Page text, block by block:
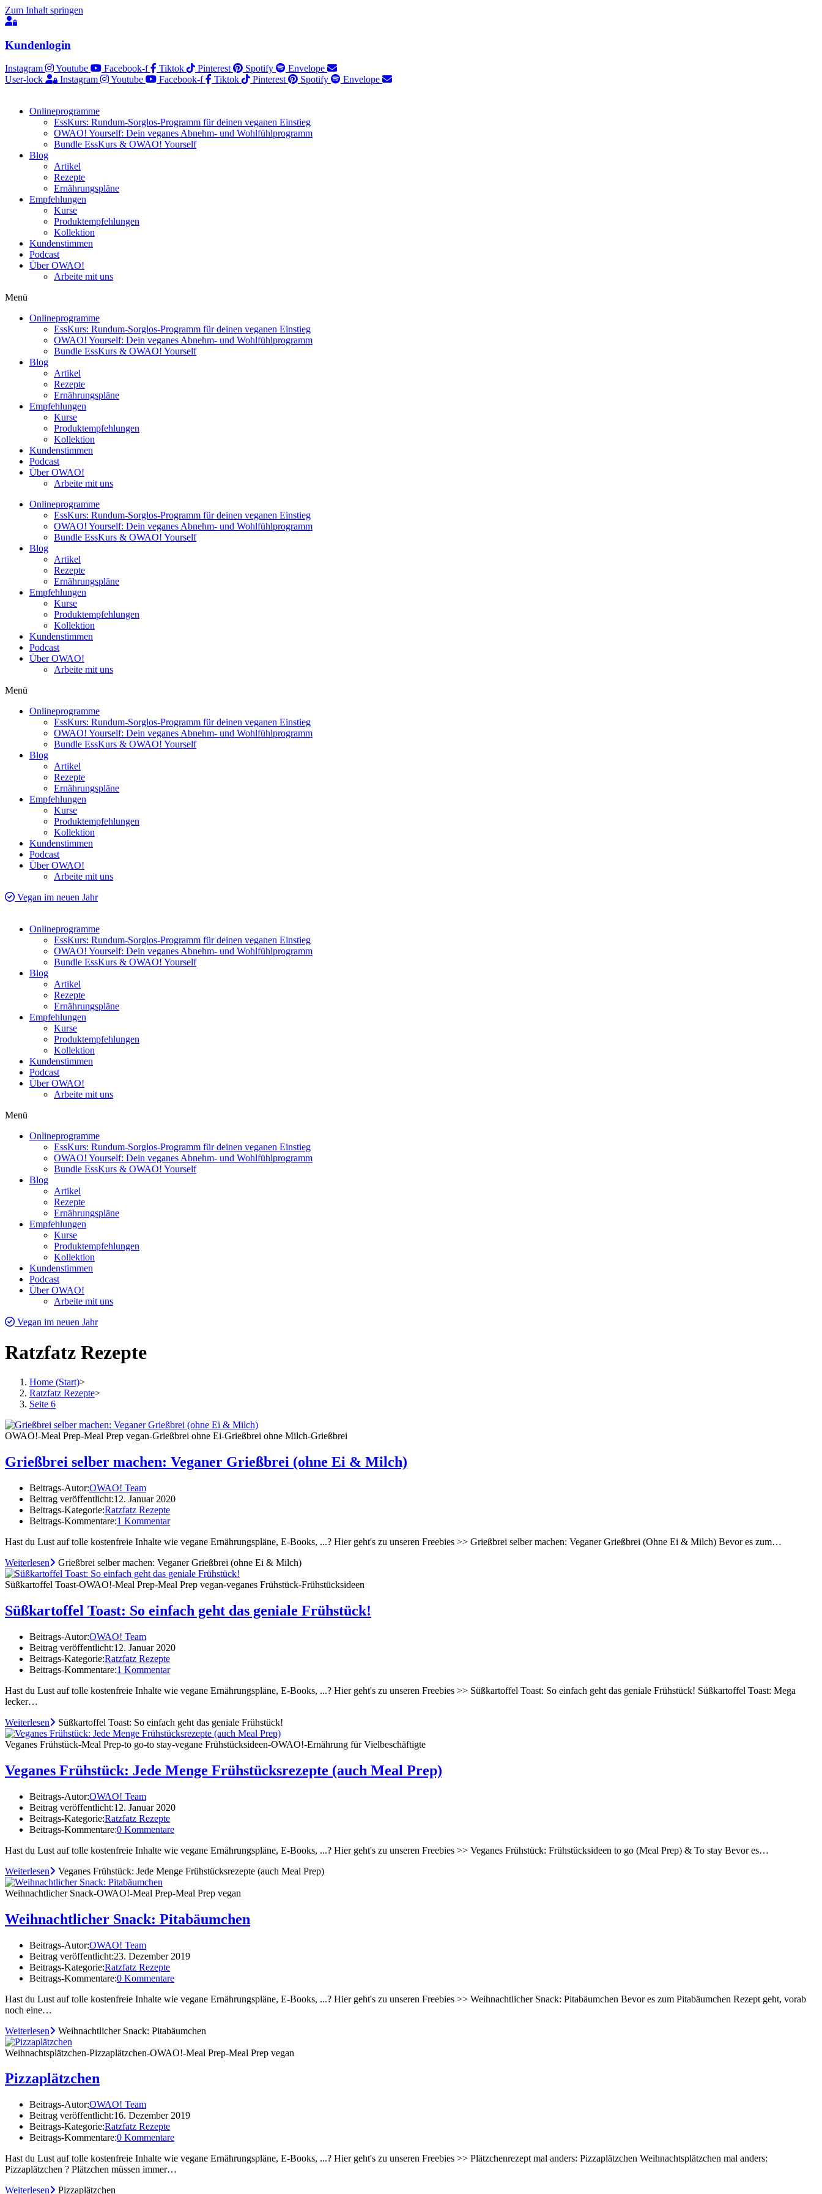
Zum Inhalt springen
Kundenlogin
Instagram Youtube Facebook-f Tiktok Pinterest Spotify
Envelope
User-lock
Instagram Youtube Facebook-f Tiktok Pinterest Spotify Envelope
Onlineprogramme
EssKurs: Rundum-Sorglos-Programm für deinen veganen Einstieg
OWAO! Yourself: Dein veganes Abnehm- und Wohlfühlprogramm
Bundle EssKurs & OWAO! Yourself
Blog
Artikel
Rezepte
Ernährungspläne
Empfehlungen
Kurse
Produktempfehlungen
Kollektion
Kundenstimmen
Podcast
Über OWAO!
Arbeite mit uns
Menü
Onlineprogramme
EssKurs: Rundum-Sorglos-Programm für deinen veganen Einstieg
OWAO! Yourself: Dein veganes Abnehm- und Wohlfühlprogramm
Bundle EssKurs & OWAO! Yourself
Blog
Artikel
Rezepte
Ernährungspläne
Empfehlungen
Kurse
Produktempfehlungen
Kollektion
Kundenstimmen
Podcast
Über OWAO!
Arbeite mit uns
Onlineprogramme
EssKurs: Rundum-Sorglos-Programm für deinen veganen Einstieg
OWAO! Yourself: Dein veganes Abnehm- und Wohlfühlprogramm
Bundle EssKurs & OWAO! Yourself
Blog
Artikel
Rezepte
Ernährungspläne
Empfehlungen
Kurse
Produktempfehlungen
Kollektion
Kundenstimmen
Podcast
Über OWAO!
Arbeite mit uns
Menü
Onlineprogramme
EssKurs: Rundum-Sorglos-Programm für deinen veganen Einstieg
OWAO! Yourself: Dein veganes Abnehm- und Wohlfühlprogramm
Bundle EssKurs & OWAO! Yourself
Blog
Artikel
Rezepte
Ernährungspläne
Empfehlungen
Kurse
Produktempfehlungen
Kollektion
Kundenstimmen
Podcast
Über OWAO!
Arbeite mit uns
Vegan im neuen Jahr
Onlineprogramme
EssKurs: Rundum-Sorglos-Programm für deinen veganen Einstieg
OWAO! Yourself: Dein veganes Abnehm- und Wohlfühlprogramm
Bundle EssKurs & OWAO! Yourself
Blog
Artikel
Rezepte
Ernährungspläne
Empfehlungen
Kurse
Produktempfehlungen
Kollektion
Kundenstimmen
Podcast
Über OWAO!
Arbeite mit uns
Menü
Onlineprogramme
EssKurs: Rundum-Sorglos-Programm für deinen veganen Einstieg
OWAO! Yourself: Dein veganes Abnehm- und Wohlfühlprogramm
Bundle EssKurs & OWAO! Yourself
Blog
Artikel
Rezepte
Ernährungspläne
Empfehlungen
Kurse
Produktempfehlungen
Kollektion
Kundenstimmen
Podcast
Über OWAO!
Arbeite mit uns
Vegan im neuen Jahr
Ratzfatz Rezepte
Home (Start)>
Ratzfatz Rezepte>
Seite 6
OWAO!-Meal Prep-Meal Prep vegan-Grießbrei ohne Ei-Grießbrei ohne Milch-Grießbrei
Grießbrei selber machen: Veganer Grießbrei (ohne Ei & Milch)
Beitrags-Autor:OWAO! Team
Beitrag veröffentlicht:12. Januar 2020
Beitrags-Kategorie:Ratzfatz Rezepte
Beitrags-Kommentare:1 Kommentar
Hast du Lust auf tolle kostenfreie Inhalte wie vegane Ernährungspläne, E-Books, ...? Hier geht's zu unseren Freebies >> Grießbrei selber machen: Veganer Grießbrei (Ohne Ei & Milch) Bevor es zum…
Weiterlesen
Grießbrei selber machen: Veganer Grießbrei (ohne Ei & Milch)
Süßkartoffel Toast-OWAO!-Meal Prep-Meal Prep vegan-veganes Frühstück-Frühstücksideen
Süßkartoffel Toast: So einfach geht das geniale Frühstück!
Beitrags-Autor:OWAO! Team
Beitrag veröffentlicht:12. Januar 2020
Beitrags-Kategorie:Ratzfatz Rezepte
Beitrags-Kommentare:1 Kommentar
Hast du Lust auf tolle kostenfreie Inhalte wie vegane Ernährungspläne, E-Books, ...? Hier geht's zu unseren Freebies >> Süßkartoffel Toast: So einfach geht das geniale Frühstück! Süßkartoffel Toast: Mega
lecker…
Weiterlesen
Süßkartoffel Toast: So einfach geht das geniale Frühstück!
Veganes Frühstück-Meal Prep-to go-to stay-vegane Frühstücksideen-OWAO!-Ernährung für Vielbeschäftigte
Veganes Frühstück: Jede Menge Frühstücksrezepte (auch Meal Prep)
Beitrags-Autor:OWAO! Team
Beitrag veröffentlicht:12. Januar 2020
Beitrags-Kategorie:Ratzfatz Rezepte
Beitrags-Kommentare:0 Kommentare
Hast du Lust auf tolle kostenfreie Inhalte wie vegane Ernährungspläne, E-Books, ...? Hier geht's zu unseren Freebies >> Veganes Frühstück: Frühstücksideen to go (Meal Prep) & To stay Bevor es…
Weiterlesen
Veganes Frühstück: Jede Menge Frühstücksrezepte (auch Meal Prep)
Weihnachtlicher Snack-OWAO!-Meal Prep-Meal Prep vegan
Weihnachtlicher Snack: Pitabäumchen
Beitrags-Autor:OWAO! Team
Beitrag veröffentlicht:23. Dezember 2019
Beitrags-Kategorie:Ratzfatz Rezepte
Beitrags-Kommentare:0 Kommentare
Hast du Lust auf tolle kostenfreie Inhalte wie vegane Ernährungspläne, E-Books, ...? Hier geht's zu unseren Freebies >> Weihnachtlicher Snack: Pitabäumchen Bevor es zum Pitabäumchen Rezept geht, vorab
noch eine…
Weiterlesen
Weihnachtlicher Snack: Pitabäumchen
Weihnachtsplätzchen-Pizzaplätzchen-OWAO!-Meal Prep-Meal Prep vegan
Pizzaplätzchen
Beitrags-Autor:OWAO! Team
Beitrag veröffentlicht:16. Dezember 2019
Beitrags-Kategorie:Ratzfatz Rezepte
Beitrags-Kommentare:0 Kommentare
Hast du Lust auf tolle kostenfreie Inhalte wie vegane Ernährungspläne, E-Books, ...? Hier geht's zu unseren Freebies >> Plätzchenrezept mal anders: Pizzaplätzchen Weihnachtsplätzchen mal anders:
Pizzaplätzchen ? Plätzchen müssen immer…
Weiterlesen
Pizzaplätzchen